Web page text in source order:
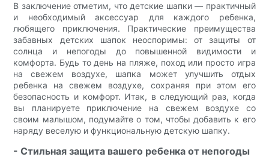
В заключение отметим, что детские шапки — практичный
и необходимый аксессуар для каждого ребенка,
любящего приключения. Практические преимущества
забавных детских шапок неоспоримы: от защиты от
солнца и непогоды до повышенной видимости и
комфорта. Будь то день на пляже, поход или просто игра
на свежем воздухе, шапка может улучшить отдых
ребенка на свежем воздухе, сохраняя при этом его
безопасность и комфорт. Итак, в следующий раз, когда
вы планируете приключение на свежем воздухе со
своим малышом, подумайте о том, чтобы добавить к его
наряду веселую и функциональную детскую шапку.
- Стильная защита вашего ребенка от непогоды